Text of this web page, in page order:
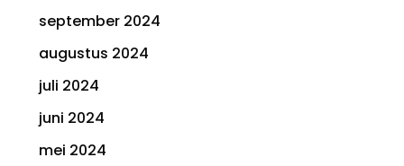
september 2024
augustus 2024
juli 2024
juni 2024
mei 2024